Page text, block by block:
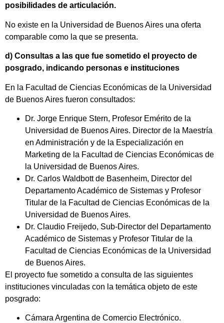
posibilidades de articulación.
No existe en la Universidad de Buenos Aires una oferta
comparable como la que se presenta.
d) Consultas a las que fue sometido el proyecto de
posgrado, indicando personas e instituciones
En la Facultad de Ciencias Económicas de la Universidad
de Buenos Aires fueron consultados:
Dr. Jorge Enrique Stern, Profesor Emérito de la
Universidad de Buenos Aires. Director de la Maestría
en Administración y de la Especialización en
Marketing de la Facultad de Ciencias Económicas de
la Universidad de Buenos Aires.
Dr. Carlos Waldbott de Basenheim, Director del
Departamento Académico de Sistemas y Profesor
Titular de la Facultad de Ciencias Económicas de la
Universidad de Buenos Aires.
Dr. Claudio Freijedo, Sub-Director del Departamento
Académico de Sistemas y Profesor Titular de la
Facultad de Ciencias Económicas de la Universidad
de Buenos Aires.
El proyecto fue sometido a consulta de las siguientes
instituciones vinculadas con la temática objeto de este
posgrado:
Cámara Argentina de Comercio Electrónico.